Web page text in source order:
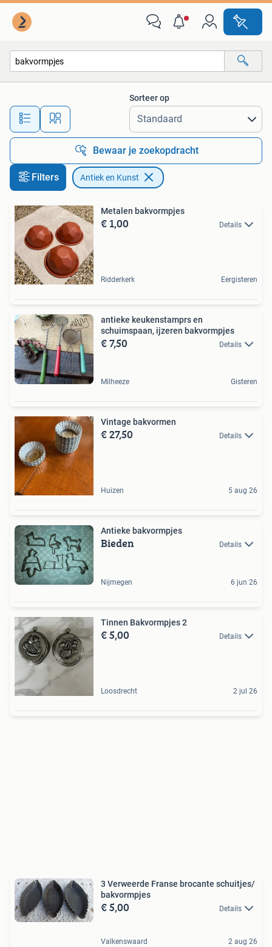
Alle afstanden…
Sorteer op
Bewaar je zoekopdracht
Filters Antiek en Kunst
Metalen bakvormpjes
€ 1,00 Details
Ridderkerk Eergisteren
antieke keukenstamprs en
schuimspaan, ijzeren bakvormpjes
€ 7,50 Details
Milheeze Gisteren
Vintage bakvormen
€ 27,50 Details
Huizen 5 aug 26
Antieke bakvormpjes
Bieden Details
Nijmegen 6 jun 26
Tinnen Bakvormpjes 2
€ 5,00 Details
Loosdrecht 2 jul 26
3 Verweerde Franse brocante schuitjes/
bakvormpjes
€ 5,00 Details
Valkenswaard 2 aug 26